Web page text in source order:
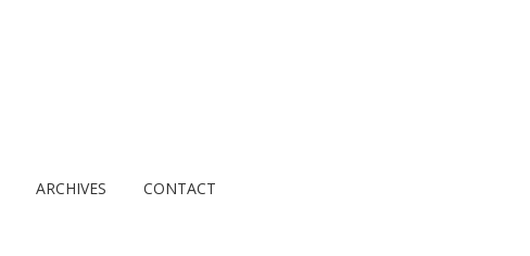
ARCHIVES CONTACT